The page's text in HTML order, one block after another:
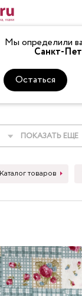
Мы определили
Санкт-
Остаться
ТКАНИ
ПОКАЗАТЬ ЕЩЕ
Каталог товаров